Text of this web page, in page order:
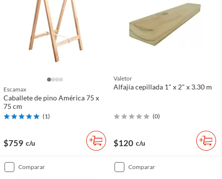
Escamax
Caballete de pino América 75 x
75 cm
(1)
$759 c/u
Valetor
Alfajía cepillada 1" x 2" x 3.30 m
(0)
$120 c/u
comparar comparar